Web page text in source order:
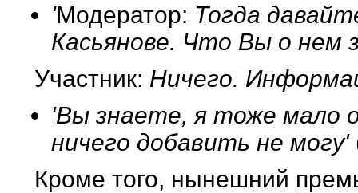
'Модератор: Тогда
Касьянове. Что Вы о нем
Участник: Ничего.
'Вы знаете, я тоже мало
ничего добавить не могу'
Кроме того, нынешний